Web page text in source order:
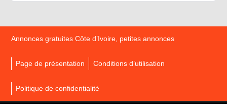
Annonces gratuites Côte d’Ivoire, petites annonces
Page de présentation Conditions d’utilisation
Politique de confidentialité